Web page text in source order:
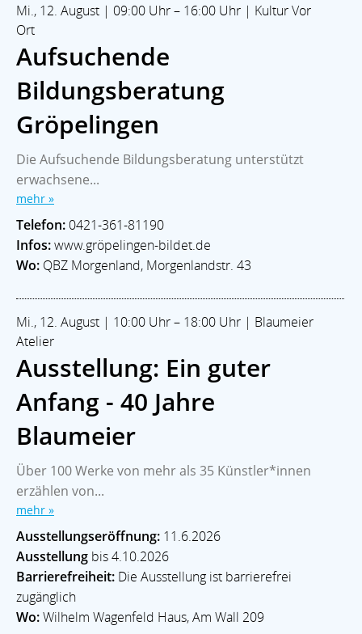
Mi., 12. August | 09:00 Uhr – 16:00 Uhr | Kultur Vor
Ort
Aufsuchende
Bildungsberatung
Gröpelingen
Die Aufsuchende Bildungsberatung unterstützt
erwachsene...
mehr »
Telefon: 0421-361-81190
Infos:www.gröpelingen-bildet.de
Wo: QBZ Morgenland, Morgenlandstr. 43
Mi., 12. August | 10:00 Uhr – 18:00 Uhr | Blaumeier
Atelier
Ausstellung: Ein guter
Anfang - 40 Jahre
Blaumeier
Über 100 Werke von mehr als 35 Künstler*innen
erzählen von...
mehr »
Ausstellungseröffnung: 11.6.2026
Ausstellung bis 4.10.2026
Barrierefreiheit: Die Ausstellung ist barrierefrei
zugänglich
Wo:Wilhelm Wagenfeld Haus, Am Wall 209